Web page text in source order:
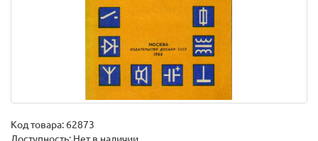
Код товара: 62873